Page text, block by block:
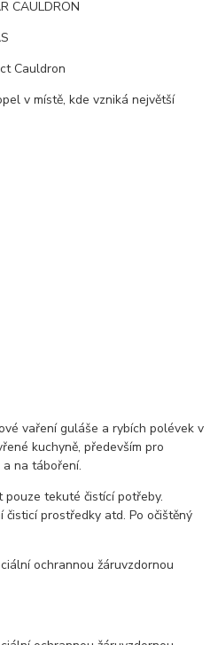
CAULDRON
Cauldron
v místě, kde vzniká největší
vaření guláše a rybích polévek v
kuchyně, především pro
na táboření.
pouze tekuté čistící potřeby.
čisticí prostředky atd. Po očištěný